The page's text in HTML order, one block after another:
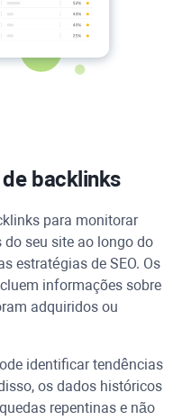
backlinks
para monitorar
seu site ao longo do
estratégias de SEO. Os
informações sobre
adquiridos ou
identificar tendências
os dados históricos
repentinas e não